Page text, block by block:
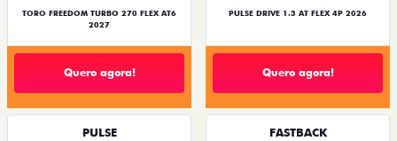
TORO FREEDOM TURBO 270 FLEX AT6
2027
Quero agora!
PULSE DRIVE 1.3 AT FLEX 4P 2026
Quero agora!
PULSE FASTBACK